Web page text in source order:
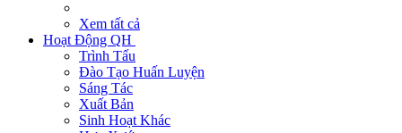
Xem tất cả
Hoạt Động QH
Trình Tấu
Đào Tạo Huấn Luyện
Sáng Tác
Xuất Bản
Sinh Hoạt Khác